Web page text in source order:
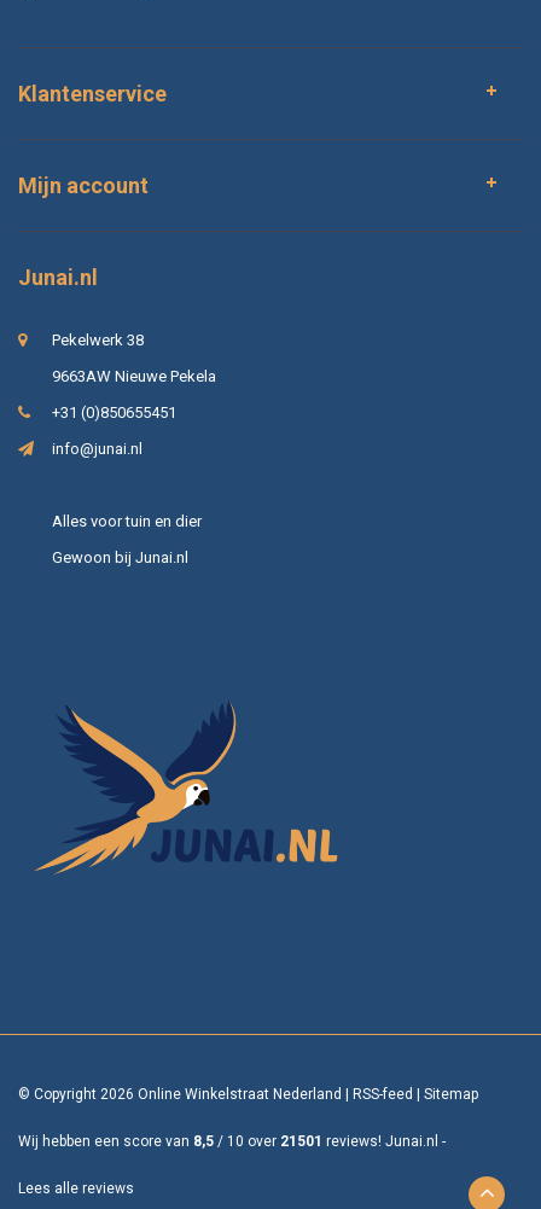
Klantenservice
Mijn account
Junai.nl
Pekelwerk 38
9663AW Nieuwe Pekela
+31 (0)850655451
info@junai.nl
Alles voor tuin en dier
Gewoon bij Junai.nl
© Copyright 2026 Online Winkelstraat Nederland RSS-feed Sitemap
Wij hebben een score van 8,5 / 10 over 21501 reviews! Junai.nl -
Lees alle reviews